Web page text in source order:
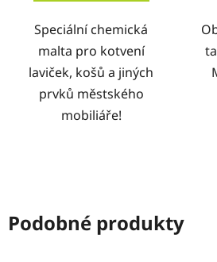
Speciální chemická
malta pro kotvení
laviček, košů a jiných
prvků městského
mobiliáře!
Podobné produkty